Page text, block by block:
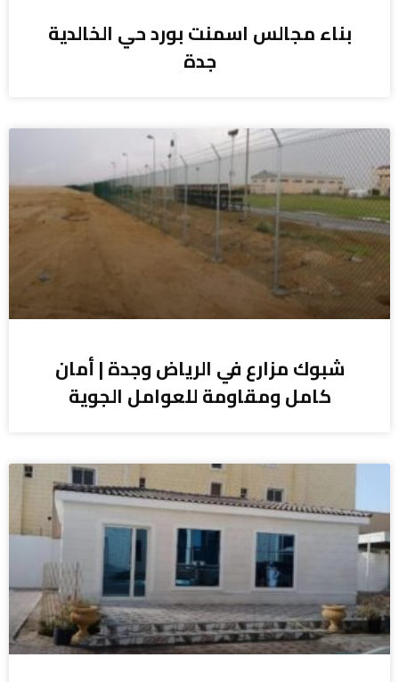
بناء مجالس اسمنت بورد حي الخالدية
جدة
شبوك مزارع في الرياض وجدة | أمان
كامل ومقاومة للعوامل الجوية